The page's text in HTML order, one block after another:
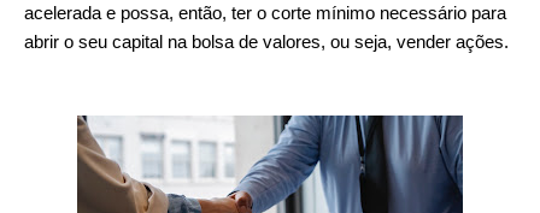
acelerada e possa, então, ter o corte mínimo necessário para
abrir o seu capital na bolsa de valores, ou seja, vender ações.